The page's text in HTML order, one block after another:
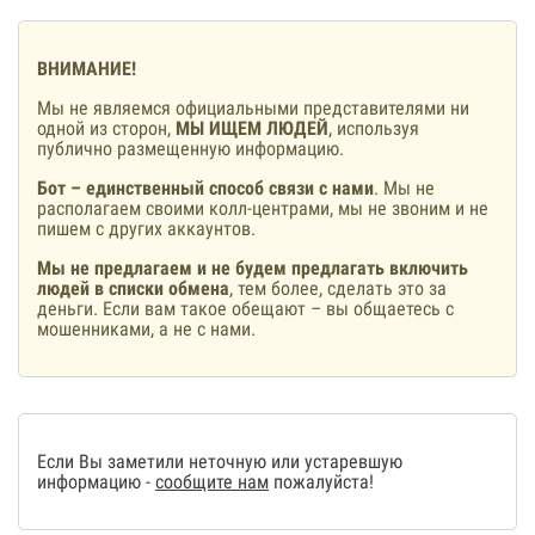
ВНИМАНИЕ!
Мы не являемся официальными представителями ни
одной из сторон, МЫ ИЩЕМ ЛЮДЕЙ, используя
публично размещенную информацию.
Бот – единственный способ связи с нами. Мы не
располагаем своими колл-центрами, мы не звоним и не
пишем с других аккаунтов.
Мы не предлагаем и не будем предлагать включить
людей в списки обмена, тем более, сделать это за
деньги. Если вам такое обещают – вы общаетесь с
мошенниками, а не с нами.
Если Вы заметили неточную или устаревшую
информацию - сообщите нам пожалуйста!